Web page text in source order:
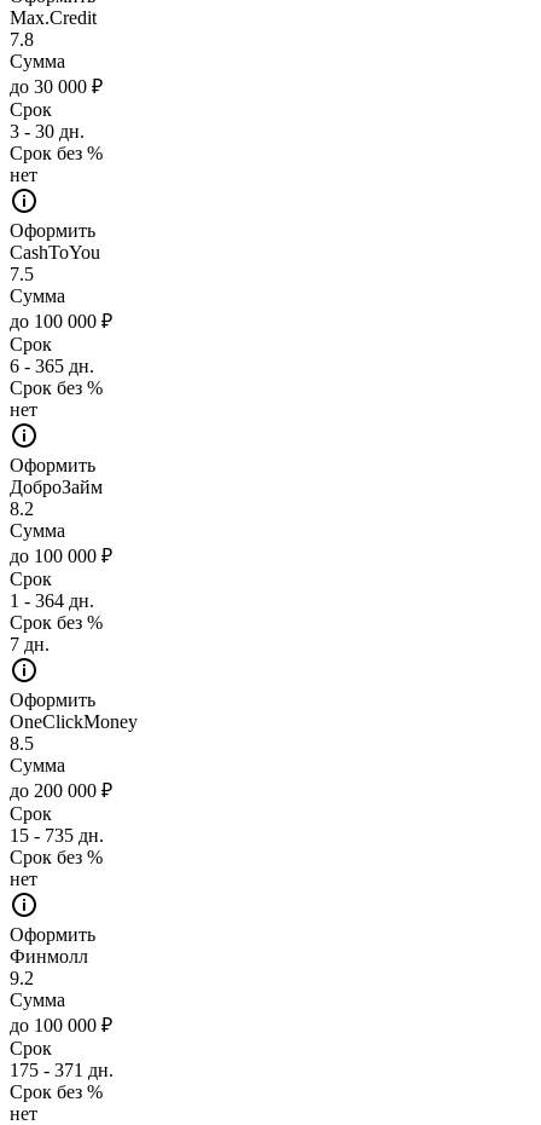
Max.Credit
7.8
Сумма
до 30 000 ₽
Срок
3 - 30 дн.
Срок без %
нет
Оформить
CashToYou
7.5
Сумма
до 100 000 ₽
Срок
6 - 365 дн.
Срок без %
нет
Оформить
ДоброЗайм
8.2
Сумма
до 100 000 ₽
Срок
1 - 364 дн.
Срок без %
7 дн.
Оформить
OneClickMoney
8.5
Сумма
до 200 000 ₽
Срок
15 - 735 дн.
Срок без %
нет
Оформить
Финмолл
9.2
Сумма
до 100 000 ₽
Срок
175 - 371 дн.
Срок без %
нет